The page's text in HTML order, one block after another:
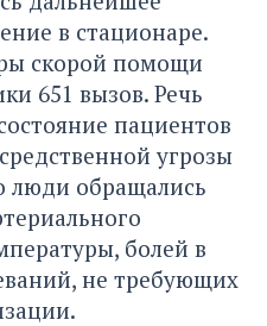
в стационаре.
скорой помощи
651 вызов. Речь
пациентов
угрозы
люди обращались
болей в
не требующих